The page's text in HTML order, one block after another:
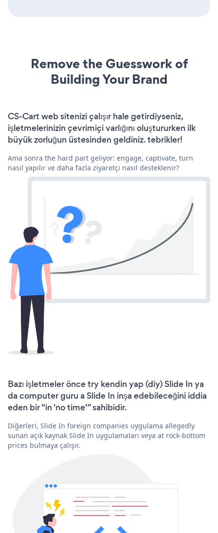
Remove the Guesswork of
Building Your Brand
CS-Cart web sitenizi çalışır hale getirdiyseniz,
işletmelerinizin çevrimiçi varlığını oluştururken ilk
büyük zorluğun üstesinden geldiniz. tebrikler!
Ama sonra the hard part geliyor: engage, captivate, turn
nasıl yapılır ve daha fazla ziyaretçi nasıl desteklenir?
Bazı işletmeler önce try kendin yap (diy) Slide In ya
da computer guru a Slide In inşa edebileceğini iddia
eden bir “in 'no time'” sahibidir.
Diğerleri, Slide In foreign companies uygulama allegedly
sunan açık kaynak Slide In uygulamaları veya at rock-bottom
prices bulmaya çalışır.